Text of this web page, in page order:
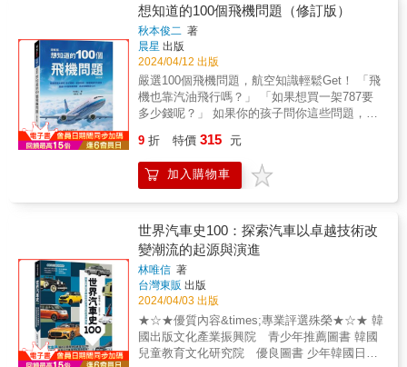
道、管制塔台等各種與機場相關的知識和背
景！✔PART1 抵達機場後介紹登機報到的方
法、機場櫃台相關的工作人員、進行安全檢查
與出國手續的方法，以及在機場內忙碌工作的
車輛和守護旅客安全的各種系統。✔PART2
登上飛機後介紹經濟艙、商務艙、頭等艙各自
的特徵，並解說飛機餐、安全裝備等機內設
備。✔PART3 飛機降落後飛機降落後，接連
有「入境審查」、「行李提領」、「海關檢
抵達到入境之後的各種流程，減輕旅客心中壓
力。✔PART4 機場背後的運作介紹客機分類
與主要製造商，並說明管制系統、跑道及滑行
道的功能，帶領各位一起看看安全、舒適的飛
行背後是如何來運作。一起來窺探機場的背後
祕辛，體會其獨特魅力，為你的國外旅程增添
一番樂趣吧！本書特色◎詳細解說搭配豐富插
圖，加深閱讀印象！◎循序漸進帶領讀者了解
有趣、不艱澀的機場相關知識！◎終極圖解
書！透過精簡圖解，快速掌握機場相關詞彙！
想知道的100個飛機問題（修訂版）
秋本俊二 著
晨星 出版
2024/04/12 出版
嚴選100個飛機問題，航空知識輕鬆Get！ 「飛
機也靠汽油飛行嗎？」 「如果想買一架787要
多少錢呢？」 如果你的孩子問你這些問題，你
「為什麼那架飛機的機翼在機身上方，而這架
飛機的機翼在機身下方呢？」&hellip;&hellip;
當我們搭乘飛機在空中飛行，看著窗外的景
飛機是全世界最大的客機？ ◎哪一架是全世界
飛得最遠的客機？ ◎飛機的油箱位在哪裡？ ◎
如果雷擊會發生什麼事？ 本書收集了100個這
樣的問題，並配置精美的照片和圖表進行深入
淺出的解說。你能透過本書輕鬆理解，而且非
常有趣，能與孩子分享關於飛機的一切。 請帶
著這本書，一起享受你的航空旅行！ 本書特色
嚴選100個飛機問題，航空知識輕鬆Get！ 「要
多少錢才能買得起一架飛機？」「客機輪胎的
9 折 特價 315 元
加入購物車
世界汽車史100：探索汽車以卓越技術改
變潮流的起源與演進
林唯信 著
台灣東販 出版
2024/04/03 出版
★☆★優質內容&times;專業評選殊榮★☆★ 韓
國出版文化產業振興院 青少年推薦圖書 韓國
兒童教育文化研究院 優良圖書 少年韓國日